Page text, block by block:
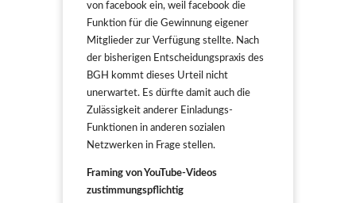
von facebook ein, weil facebook die
Funktion für die Gewinnung eigener
Mitglieder zur Verfügung stellte. Nach
der bisherigen Entscheidungspraxis des
BGH kommt dieses Urteil nicht
unerwartet. Es dürfte damit auch die
Zulässigkeit anderer Einladungs-
Funktionen in anderen sozialen
Netzwerken in Frage stellen.
Framing von YouTube-Videos
zustimmungspflichtig